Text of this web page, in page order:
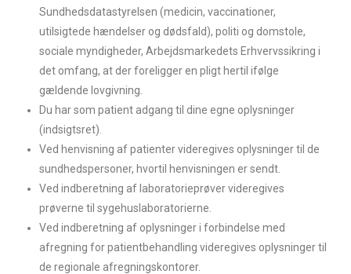
Sundhedsdatastyrelsen (medicin, vaccinationer,
utilsigtede hændelser og dødsfald), politi og domstole,
sociale myndigheder, Arbejdsmarkedets Erhvervssikring i
det omfang, at der foreligger en pligt hertil ifølge
gældende lovgivning.
Du har som patient adgang til dine egne oplysninger
(indsigtsret).
Ved henvisning af patienter videregives oplysninger til de
sundhedspersoner, hvortil henvisningen er sendt.
Ved indberetning af laboratorieprøver videregives
prøverne til sygehuslaboratorierne.
Ved indberetning af oplysninger i forbindelse med
afregning for patientbehandling videregives oplysninger til
de regionale afregningskontorer.